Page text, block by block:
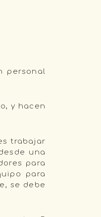
personal
y hacen
trabajar
una
para
para
se debe